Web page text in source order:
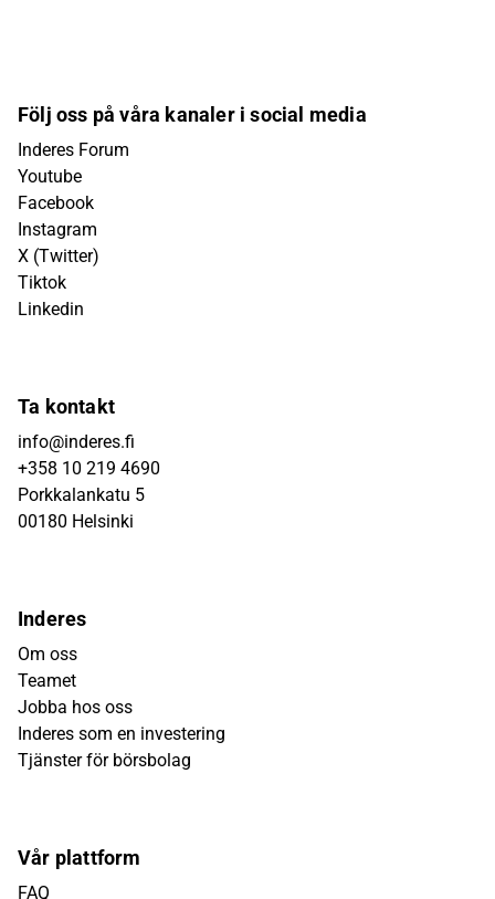
Följ oss på våra kanaler i social media
Inderes Forum
Youtube
Facebook
Instagram
X (Twitter)
Tiktok
Linkedin
Ta kontakt
info@inderes.fi
+358 10 219 4690
Porkkalankatu 5
00180 Helsinki
Inderes
Om oss
Teamet
Jobba hos oss
Inderes som en investering
Tjänster för börsbolag
Vår plattform
FAQ